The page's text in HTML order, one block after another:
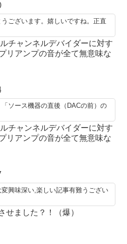
ございます。嬉しいですね。正直
チャンネルデバイダーに対す
リアンプの音が全て無意味な
ソース機器の直後（DACの前）の
チャンネルデバイダーに対す
リアンプの音が全て無意味な
興味深い,楽しい記事有難うござい
せました？！（爆）